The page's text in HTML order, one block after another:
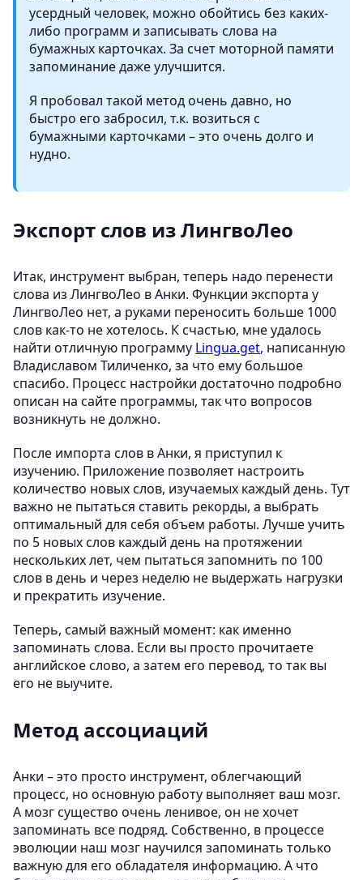
усердный человек, можно обойтись без каких-
либо программ и записывать слова на
бумажных карточках. За счет моторной памяти
запоминание даже улучшится.
Я пробовал такой метод очень давно, но
быстро его забросил, т.к. возиться с
бумажными карточками – это очень долго и
нудно.
Экспорт слов из ЛингвоЛео
Итак, инструмент выбран, теперь надо перенести
слова из ЛингвоЛео в Анки. Функции экспорта у
ЛингвоЛео нет, а руками переносить больше 1000
слов как-то не хотелось. К счастью, мне удалось
найти отличную программу Lingua.get, написанную
Владиславом Тиличенко, за что ему большое
спасибо. Процесс настройки достаточно подробно
описан на сайте программы, так что вопросов
возникнуть не должно.
После импорта слов в Анки, я приступил к
изучению. Приложение позволяет настроить
количество новых слов, изучаемых каждый день. Тут
важно не пытаться ставить рекорды, а выбрать
оптимальный для себя объем работы. Лучше учить
по 5 новых слов каждый день на протяжении
нескольких лет, чем пытаться запомнить по 100
слов в день и через неделю не выдержать нагрузки
и прекратить изучение.
Теперь, самый важный момент: как именно
запоминать слова. Если вы просто прочитаете
английское слово, а затем его перевод, то так вы
его не выучите.
Метод ассоциаций
Анки – это просто инструмент, облегчающий
процесс, но основную работу выполняет ваш мозг.
А мозг существо очень ленивое, он не хочет
запоминать все подряд. Собственно, в процессе
эволюции наш мозг научился запоминать только
важную для его обладателя информацию. А что